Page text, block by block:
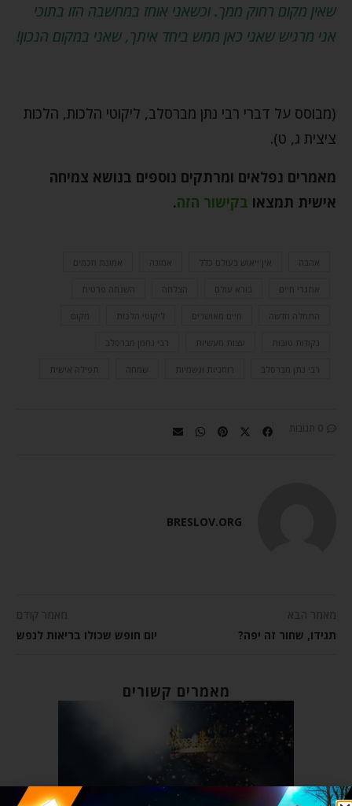
שאין מקום רחוק ממך. וכשאני אוחז במחשבה הזו בתוכי
אני מרגיש שאני כאן ממש ביחד איתך, שאני במקום הנכון!
(מבוסס על דברי רבי נתן מברסלב, ליקוטי הלכות, הלכות
ציצית ג, ט).
מאמרים נפלאים ומרתקים נוספים בנושא צמיחה
אישית תמצאו בקישור הזה.
אין ייאוש בעולם כלל אמונה אמונת חכמים
אתגרי חיים בורא עולם הצלחה השגחה פרטית
התחלה חדשה חיים מאושרים ליקוטי הלכות מקום
נקודות טובות עצות מעשיות רבי נחמן מברסלב
רבי נתן מברסלב רוחניות וגשמיות שמחה תפילה אישית
0 תגובות
BRESLOV.ORG
מאמר הבא
תגידו, שחור זה יפה?
מאמר קודם
יום חופש שכולו בריאות לנפש
מאמרים קשורים